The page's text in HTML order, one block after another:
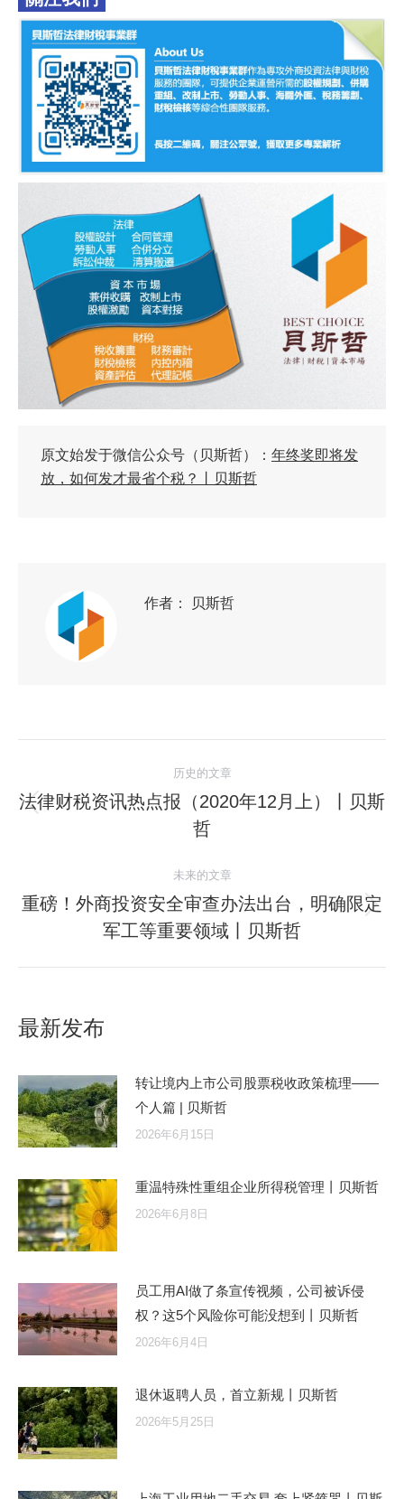
原文始发于微信公众号（贝斯哲）： 年终奖即将发
放，如何发才最省个税？丨贝斯哲
作者： 贝斯哲
历史的文章
法律财税资讯热点报（2020年12月上）丨贝斯
哲
未来的文章
重磅！外商投资安全审查办法出台，明确限定
军工等重要领域丨贝斯哲
最新发布
转让境内上市公司股票税收政策梳理——
个人篇 | 贝斯哲
2026年6月15日
重温特殊性重组企业所得税管理丨贝斯哲
2026年6月8日
员工用AI做了条宣传视频，公司被诉侵
权？这5个风险你可能没想到丨贝斯哲
2026年6月4日
退休返聘人员，首立新规丨贝斯哲
2026年5月25日